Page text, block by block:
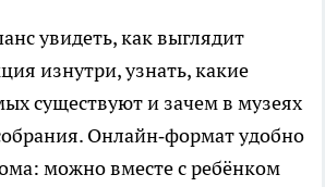
увидеть, как выглядит
изнутри, узнать, какие
существуют и зачем в музеях
Онлайн‑формат удобно
можно вместе с ребёнком